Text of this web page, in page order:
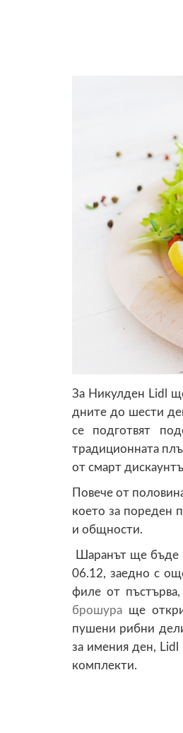
За Никулден Lidl
дните до шести
се подготвят
традиционната
от смарт
Повече от
което за пореден
и общности.
Шаранът ще бъде
06.12, заедно с
филе от
брошура ще
пушени рибни
за имения ден,
комплекти.